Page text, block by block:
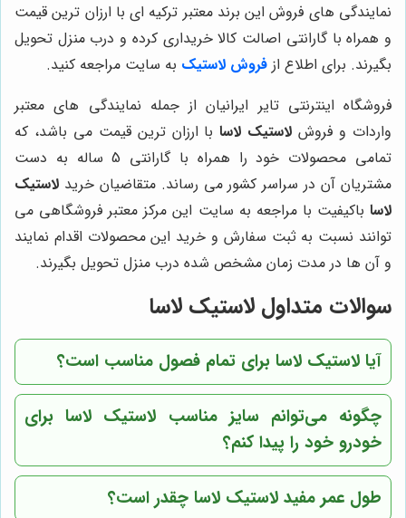
نمایندگی های فروش این برند معتبر ترکیه ای با ارزان ترین قیمت
و همراه با گارانتی اصالت کالا خریداری کرده و درب منزل تحویل
بگیرند. برای اطلاع از فروش لاستیک به سایت مراجعه کنید.
فروشگاه اینترنتی تایر ایرانیان از جمله نمایندگی های معتبر
واردات و فروش لاستیک لاسابا ارزان ترین قیمت می باشد، که
تمامی محصولات خود را همراه با گارانتی 5 ساله به دست
مشتریان آن در سراسر کشور می رساند. متقاضیان خرید لاستیک
لاسا باکیفیت با مراجعه به سایت این مرکز معتبر فروشگاهی می
توانند نسبت به ثبت سفارش و خرید این محصولات اقدام نمایند
و آن ها در مدت زمان مشخص شده درب منزل تحویل بگیرند.
سوالات متداول لاستیک لاسا
آیا لاستیک لاسا برای تمام فصول مناسب است؟
چگونه می‌توانم سایز مناسب لاستیک لاسا برای
خودرو خود را پیدا کنم؟
طول عمر مفید لاستیک لاسا چقدر است؟